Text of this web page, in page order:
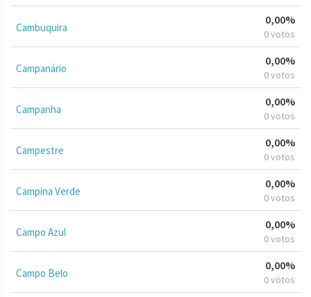
Cambuquira
0,00%
0 votos
Campanário
0,00%
0 votos
Campanha
0,00%
0 votos
Campestre
0,00%
0 votos
Campina Verde
0,00%
0 votos
Campo Azul
0,00%
0 votos
Campo Belo
0,00%
0 votos